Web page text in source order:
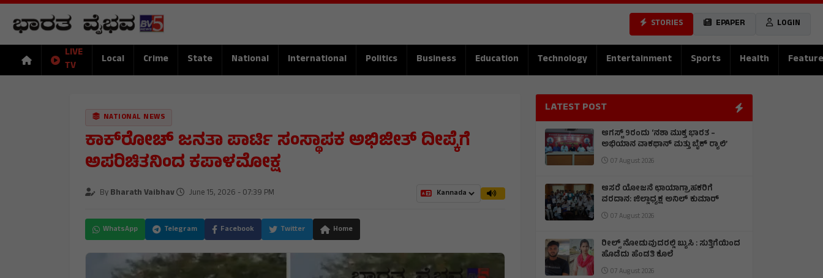
STORIES EPAPER LOGIN
LIVE
TV
Local Crime State National International Politics Business Education Technology Entertainment Sports Health Feature
NATIONAL NEWS
ಕಾಕ್‌ರೋಚ್ ಜನತಾ ಪಾರ್ಟಿ ಸಂಸ್ಥಾಪಕ ಅಭಿಜೀತ್ ದೀಪ್ಕೆಗೆ
ಅಪರಿಚಿತನಿಂದ ಕಪಾಳಮೋಕ್ಷ
ByBharath Vaibhav June 15, 2026 - 07:39 PM
WhatsApp Telegram Facebook Twitter Home
LATEST POST
ಆಗಸ್ಟ್ 9ರಂದು ‘ನಶಾ ಮುಕ್ತ ಭಾರತ –
ಅಭಿಯಾನ ವಾಕಥಾನ್ ಮತ್ತು ಬೈಕ್ ರ‍್ಯಾಲಿ’
07 August 2026
ಆಸರೆ ಯೋಜನೆ ಛಾಯಾಗ್ರಾಹಕರಿಗೆ
ವರದಾನ: ಜಿಲ್ಲಾಧ್ಯಕ್ಷ ಅನಿಲ್ ಕುಮಾರ್
07 August 2026
ರೀಲ್ಸ್ ನೋಡುವುದರಲ್ಲಿ ಬ್ಯುಸಿ : ಸುತ್ತಿಗೆಯಿಂದ
ಹೊಡೆದು ಹೆಂಡತಿ ಕೊಲೆ
07 August 2026